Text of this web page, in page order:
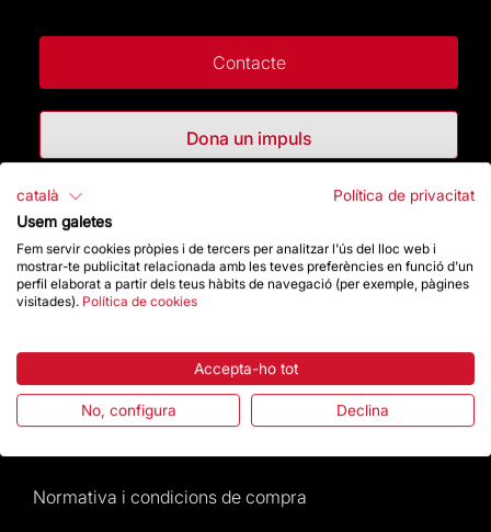
Contacte
Dona un impuls
Destacats
Preguntes freqüents
Normativa i condicions de compra
català
Política de privacitat
Usem galetes
Fem servir cookies pròpies i de tercers per analitzar l'ús del lloc web i
mostrar-te publicitat relacionada amb les teves preferències en funció d'un
perfil elaborat a partir dels teus hàbits de navegació (per exemple, pàgines
visitades). Política de cookies
Accepta-ho tot
No, configura Declina